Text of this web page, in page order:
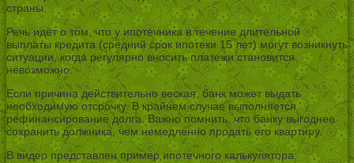
страны.
Речь идёт о том, что у ипотечника в течение длительной
выплаты кредита (средний срок ипотеки 15 лет) могут возникнуть
ситуации, когда регулярно вносить платежи становится
невозможно.
Если причина действительно веская, банк может выдать
необходимую отсрочку. В крайнем случае выполняется
рефинансирование долга. Важно помнить, что банку выгоднее
сохранить должника, чем немедленно продать его квартиру.
В видео представлен пример ипотечного калькулятора: